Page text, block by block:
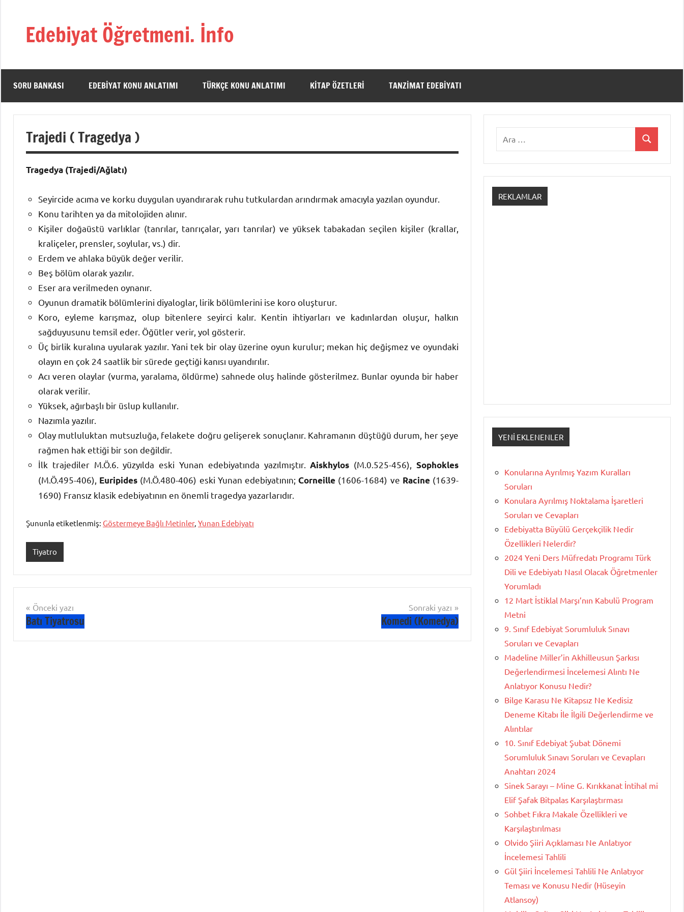
Edebiyat Öğretmeni. İnfo
Türkçe,
Dili
ve
Sitesi
SORU BANKASI EDEBIYAT KONU ANLATIMI TÜRKÇE KONU ANLATIMI KITAP ÖZETLERI TANZIMAT EDEBIYATI
Trajedi ( Tragedya )
Tragedya (Trajedi/Ağlatı)
Seyircide acıma ve korku duygulan uyandırarak ruhu tutkulardan arındırmak amacıyla yazılan oyundur.
Konu tarihten ya da mitolojiden alınır.
Kişiler doğaüstü varlıklar (tanrılar, tanrıçalar, yarı tanrılar) ve yüksek tabakadan seçilen kişiler (krallar,
kraliçeler, prensler, soylular, vs.) dir.
Erdem ve ahlaka büyük değer verilir.
Beş bölüm olarak yazılır.
Eser ara verilmeden oynanır.
Oyunun dramatik bölümlerini diyaloglar, lirik bölümlerini ise koro oluşturur.
Koro, eyleme karışmaz, olup bitenlere seyirci kalır. Kentin ihtiyarları ve kadınlardan oluşur, halkın
sağduyusunu temsil eder. Öğütler verir, yol gösterir.
Üç birlik kuralına uyularak yazılır. Yani tek bir olay üzerine oyun kurulur; mekan hiç değişmez ve oyundaki
olayın en çok 24 saatlik bir sürede geçtiği kanısı uyandırılır.
Acı veren olaylar (vurma, yaralama, öldürme) sahnede oluş halinde gösterilmez. Bunlar oyunda bir haber
olarak verilir.
Yüksek, ağırbaşlı bir üslup kullanılır.
Nazımla yazılır.
Olay mutluluktan mutsuzluğa, felakete doğru gelişerek sonuçlanır. Kahramanın düştüğü durum, her şeye
rağmen hak ettiği bir son değildir.
İlk trajediler M.Ö.6. yüzyılda eski Yunan edebiyatında yazılmıştır. Aiskhylos (M.0.525-456),Sophokles
(M.Ö.495-406), Euripides (M.Ö.480-406) eski Yunan edebiyatının;Corneille (1606-1684) ve Racine(1639-
1690) Fransız klasik edebiyatının en önemli tragedya yazarlarıdır.
Şununla etiketlenmiş: Göstermeye Bağlı Metinler, Yunan Edebiyatı
Tiyatro
Yazı
gezinmesi
Önceki yazı
Batı Tiyatrosu
Sonraki yazı
Komedi (Komedya)
Ara
REKLAMLAR
YENI EKLENENLER
Konularına Ayrılmış Yazım Kuralları
Soruları
Konulara Ayrılmış Noktalama İşaretleri
Soruları ve Cevapları
Edebiyatta Büyülü Gerçekçilik Nedir
Özellikleri Nelerdir?
2024 Yeni Ders Müfredatı Programı Türk
Dili ve Edebiyatı Nasıl Olacak Öğretmenler
Yorumladı
12 Mart İstiklal Marşı’nın Kabulü Program
Metni
9. Sınıf Edebiyat Sorumluluk Sınavı
Soruları ve Cevapları
Madeline Miller’in Akhilleusun Şarkısı
Değerlendirmesi İncelemesi Alıntı Ne
Anlatıyor Konusu Nedir?
Bilge Karasu Ne Kitapsız Ne Kedisiz
Deneme Kitabı İle İlgili Değerlendirme ve
Alıntılar
10. Sınıf Edebiyat Şubat Dönemi
Sorumluluk Sınavı Soruları ve Cevapları
Anahtarı 2024
Sinek Sarayı – Mine G. Kırıkkanat İntihal mi
Elif Şafak Bitpalas Karşılaştırması
Sohbet Fıkra Makale Özellikleri ve
Karşılaştırılması
Olvido Şiiri Açıklaması Ne Anlatıyor
İncelemesi Tahlili
Gül Şiiri İncelemesi Tahlili Ne Anlatıyor
Teması ve Konusu Nedir (Hüseyin
Atlansoy)